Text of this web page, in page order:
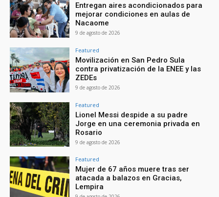
Entregan aires acondicionados para
mejorar condiciones en aulas de
Nacaome
9 de agosto de 2026
Featured
Movilización en San Pedro Sula
contra privatización de la ENEE y las
ZEDEs
9 de agosto de 2026
Featured
Lionel Messi despide a su padre
Jorge en una ceremonia privada en
Rosario
9 de agosto de 2026
Featured
Mujer de 67 años muere tras ser
atacada a balazos en Gracias,
Lempira